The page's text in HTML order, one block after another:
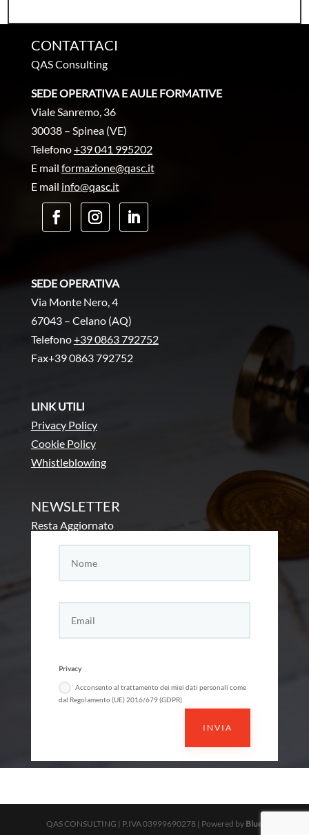
CONTATTACI
QAS Consulting
SEDE OPERATIVA E AULE FORMATIVE
Viale Sanremo, 36
30038 – Spinea (VE)
Telefono+39 041 995202
E mail formazione@qasc.it
E mail info@qasc.it
SEDE OPERATIVA
Via Monte Nero, 4
67043 – Celano (AQ)
Telefono+39 0863 792752
Fax+39 0863 792752
LINK UTILI
Privacy Policy
Cookie Policy
Whistleblowing
NEWSLETTER
Resta Aggiornato
Privacy
Acconsento al trattamento dei miei dati personali come
dal Regolamento (UE) 2016/679 (GDPR)
INVIA
QAS CONSULTING | P.IVA 03999690278 | Powered by Blue